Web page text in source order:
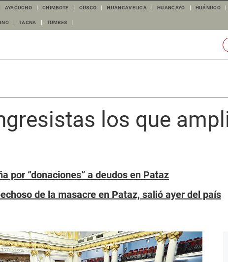
AYACUCHO CHIMBOTE CUSCO HUANCAVELICA HUANCAYO HUÁNUCO
TACNA TUMBES
los que
por “donaciones” a deudos en Pataz
de la masacre en Pataz, salió ayer del país